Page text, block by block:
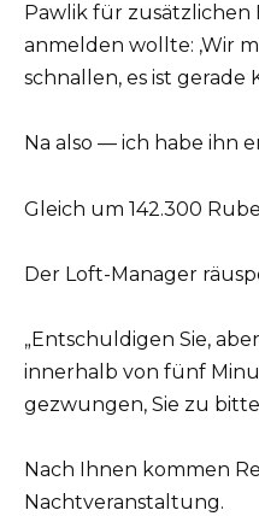
Pawlik für
anmelden wollte: ‚Wir
schnallen, es ist gerade
Na also — ich habe ihn
Gleich um 142.300
Der Loft-Manager
„Entschuldigen Sie,
innerhalb von fünf
gezwungen, Sie zu
Nach Ihnen kommen
Nachtveranstaltung.